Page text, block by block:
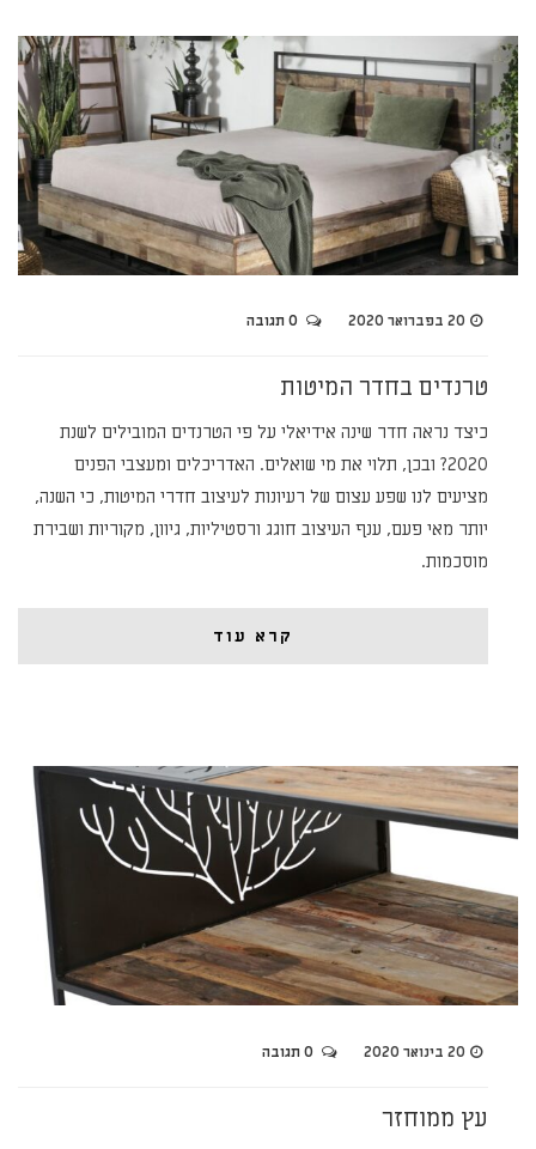
20 בפברואר 2020
טרנדים בחדר המיטות
כיצד נראה חדר שינה אידיאלי על פי הטרנדים המובילים לשנת
2020? ובכן, תלוי את מי שואלים. האדריכלים ומעצבי הפנים
מציעים לנו שפע עצום של רעיונות לעיצוב חדרי המיטות, כי השנה,
יותר מאי פעם, ענף העיצוב חוגג ורסטיליות, גיוון, מקוריות ושבירת
מוסכמות.
קרא עוד
20 בינואר 2020
עץ ממוחזר